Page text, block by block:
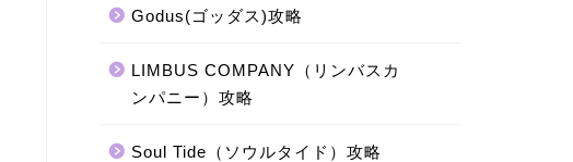
Godus(ゴッダス)攻略
LIMBUS COMPANY（リンバスカ
ンパニー）攻略
Soul Tide（ソウルタイド）攻略